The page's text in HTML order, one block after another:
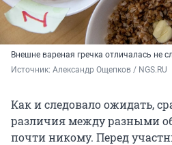
Внешне вареная гречка отличалась не
Источник: Александр Ощепков / NGS.RU
Как и следовало ожидать,
различия между разными
почти никому. Перед